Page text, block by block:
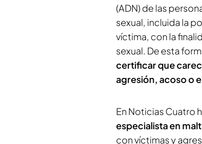
(ADN) de las
sexual, incluida la
víctima, con la
sexual. De esta
certificar que
agresión, acoso o
En Noticias Cuatro
especialista en
con víctimas y